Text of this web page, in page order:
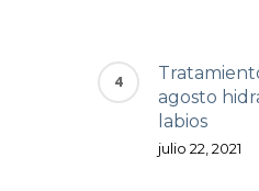
agosto
labios
julio 22, 2021